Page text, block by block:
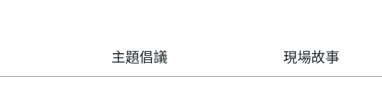
主題倡議 現場故事